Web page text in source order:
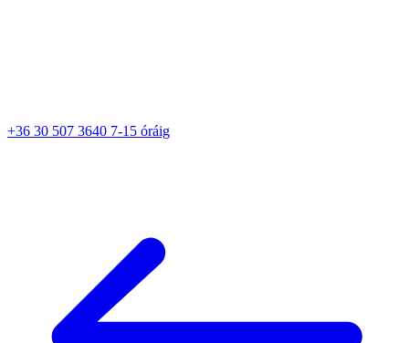
+36 30 507 3640 7-15 óráig